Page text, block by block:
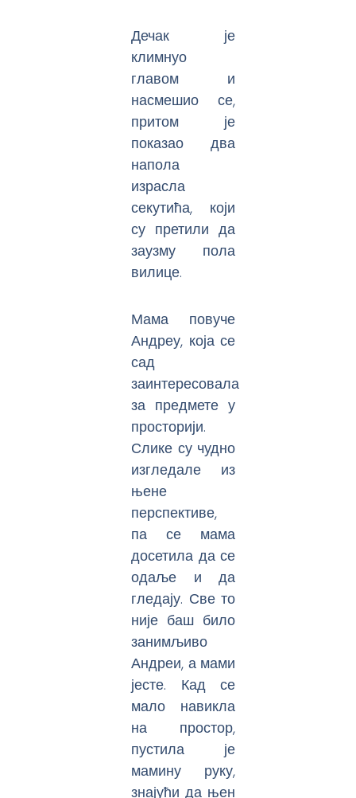
Дечак је
климнуо
главом и
насмешио се,
притом је
показао два
напола
израсла
секутића, који
су претили да
заузму пола
вилице.
Мама повуче
Андреу, која се
сад
заинтересовала
за предмете у
просторији.
Слике су чудно
изгледале из
њене
перспективе,
па се мама
досетила да се
одаље и да
гледају. Све то
није баш било
занимљиво
Андреи, а мами
јесте. Кад се
мало навикла
на простор,
пустила је
мамину руку,
знајући да њен